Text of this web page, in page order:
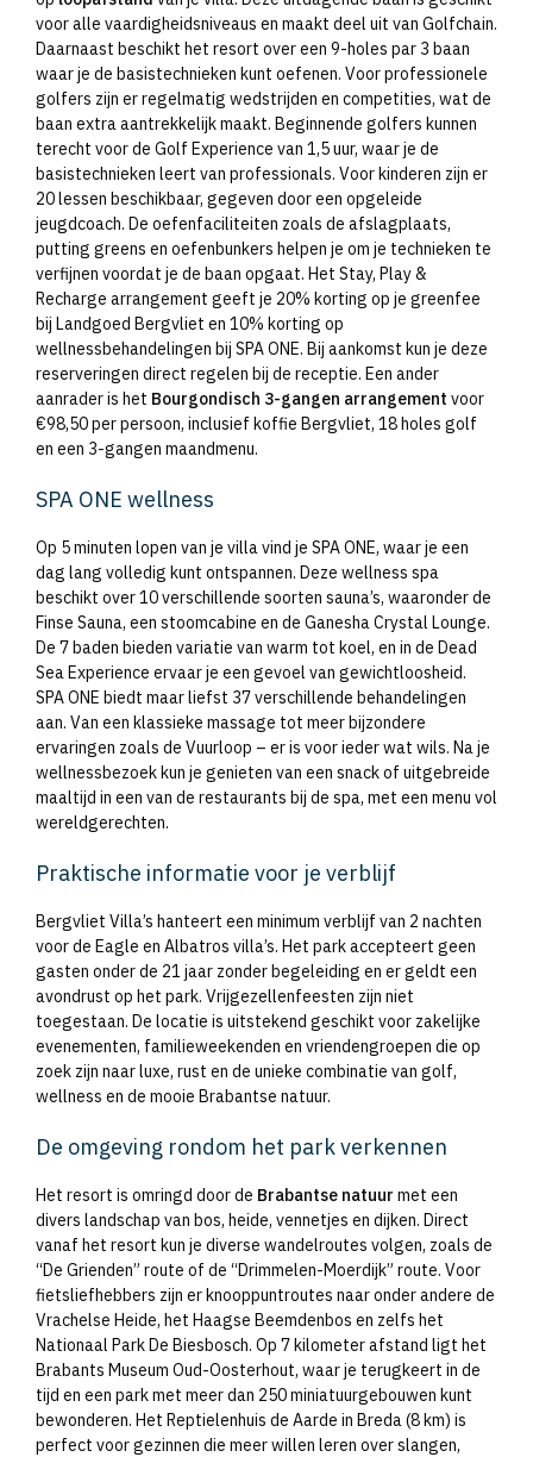
voor alle vaardigheidsniveaus en maakt deel uit van Golfchain.
Daarnaast beschikt het resort over een 9-holes par 3 baan
waar je de basistechnieken kunt oefenen. Voor professionele
golfers zijn er regelmatig wedstrijden en competities, wat de
baan extra aantrekkelijk maakt. Beginnende golfers kunnen
terecht voor de Golf Experience van 1,5 uur, waar je de
basistechnieken leert van professionals. Voor kinderen zijn er
20 lessen beschikbaar, gegeven door een opgeleide
jeugdcoach. De oefenfaciliteiten zoals de afslagplaats,
putting greens en oefenbunkers helpen je om je technieken te
verfijnen voordat je de baan opgaat. Het Stay, Play &
Recharge arrangement geeft je 20% korting op je greenfee
bij Landgoed Bergvliet en 10% korting op
wellnessbehandelingen bij SPA ONE. Bij aankomst kun je deze
reserveringen direct regelen bij de receptie. Een ander
aanrader is het Bourgondisch 3-gangen arrangement voor
€98,50 per persoon, inclusief koffie Bergvliet, 18 holes golf
en een 3-gangen maandmenu.
SPA ONE wellness
Op 5 minuten lopen van je villa vind je SPA ONE, waar je een
dag lang volledig kunt ontspannen. Deze wellness spa
beschikt over 10 verschillende soorten sauna’s, waaronder de
Finse Sauna, een stoomcabine en de Ganesha Crystal Lounge.
De 7 baden bieden variatie van warm tot koel, en in de Dead
Sea Experience ervaar je een gevoel van gewichtloosheid.
SPA ONE biedt maar liefst 37 verschillende behandelingen
aan. Van een klassieke massage tot meer bijzondere
ervaringen zoals de Vuurloop – er is voor ieder wat wils. Na je
wellnessbezoek kun je genieten van een snack of uitgebreide
maaltijd in een van de restaurants bij de spa, met een menu vol
wereldgerechten.
Praktische informatie voor je verblijf
Bergvliet Villa’s hanteert een minimum verblijf van 2 nachten
voor de Eagle en Albatros villa’s. Het park accepteert geen
gasten onder de 21 jaar zonder begeleiding en er geldt een
avondrust op het park. Vrijgezellenfeesten zijn niet
toegestaan. De locatie is uitstekend geschikt voor zakelijke
evenementen, familieweekenden en vriendengroepen die op
zoek zijn naar luxe, rust en de unieke combinatie van golf,
wellness en de mooie Brabantse natuur.
De omgeving rondom het park verkennen
Het resort is omringd door de Brabantse natuur met een
divers landschap van bos, heide, vennetjes en dijken. Direct
vanaf het resort kun je diverse wandelroutes volgen, zoals de
“De Grienden” route of de “Drimmelen-Moerdijk” route. Voor
fietsliefhebbers zijn er knooppuntroutes naar onder andere de
Vrachelse Heide, het Haagse Beemdenbos en zelfs het
Nationaal Park De Biesbosch. Op 7 kilometer afstand ligt het
Brabants Museum Oud-Oosterhout, waar je terugkeert in de
tijd en een park met meer dan 250 miniatuurgebouwen kunt
bewonderen. Het Reptielenhuis de Aarde in Breda (8 km) is
perfect voor gezinnen die meer willen leren over slangen,